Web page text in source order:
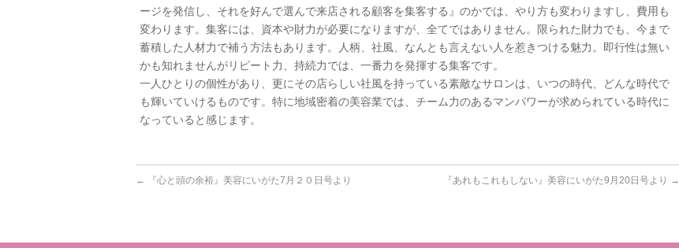
ージを発信し、それを好んで選んで来店される顧客を集客する』のかでは、やり方も変わりますし、費用も
変わります。集客には、資本や財力が必要になりますが、全てではありません。限られた財力でも、今まで
蓄積した人材力で補う方法もあります。人柄、社風、なんとも言えない人を惹きつける魅力。即行性は無い
かも知れませんがリピート力、持続力では、一番力を発揮する集客です。
一人ひとりの個性があり、更にその店らしい社風を持っている素敵なサロンは、いつの時代、どんな時代で
も輝いていけるものです。特に地域密着の美容業では、チーム力のあるマンパワーが求められている時代に
なっていると感じます。
← 『心と頭の余裕』美容にいがた7月２０日号より 『あれもこれもしない』美容にいがた9月20日号より →